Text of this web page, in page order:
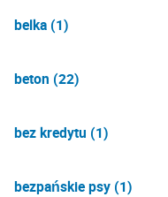
belka (1)
beton (22)
bez kredytu (1)
bezpańskie psy (1)